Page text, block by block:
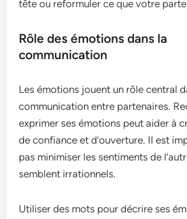
tête ou reformuler ce que votre
Rôle des émotions dans la
communication
Les émotions jouent un rôle central
communication entre partenaires.
exprimer ses émotions peut aider à
de confiance et d’ouverture. Il est
pas minimiser les sentiments de
semblent irrationnels.
Utiliser des mots pour décrire ses